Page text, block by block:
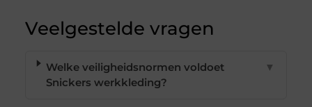
Veelgestelde vragen
Welke veiligheidsnormen voldoet
Snickers werkkleding?
▼